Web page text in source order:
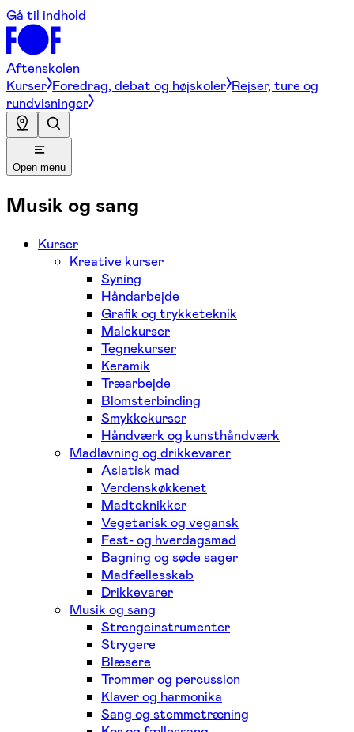
Gå til indhold
Aftenskolen
Kurser Foredrag, debat og højskoler Rejser, ture og
rundvisninger
Open menu
Musik og sang
Kurser
Kreative kurser
Syning
Håndarbejde
Grafik og trykketeknik
Malekurser
Tegnekurser
Keramik
Træarbejde
Blomsterbinding
Smykkekurser
Håndværk og kunsthåndværk
Madlavning og drikkevarer
Asiatisk mad
Verdenskøkkenet
Madteknikker
Vegetarisk og vegansk
Fest- og hverdagsmad
Bagning og søde sager
Madfællesskab
Drikkevarer
Musik og sang
Strengeinstrumenter
Strygere
Blæsere
Trommer og percussion
Klaver og harmonika
Sang og stemmetræning